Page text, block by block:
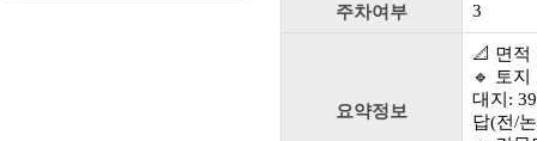
주차여부 3
요약정보
📐 면적
🔹 토지
대지:
답(전/